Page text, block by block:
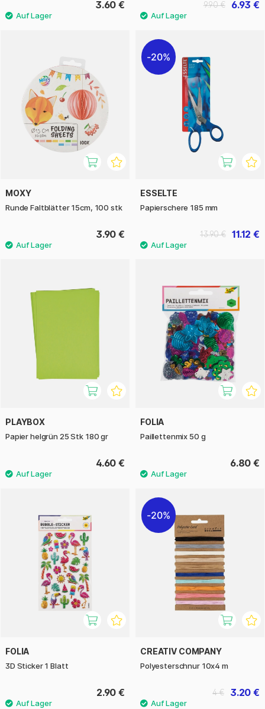
3.60 € 6.93 €
9.90 €
MOXY
Runde Faltblätter 15cm, 100 stk
3.90 €
20%
ESSELTE
Papierschere 185 mm
11.12 €
13.90 €
PLAYBOX
Papier helgrün 25 Stk 180 gr
4.60 €
FOLIA
Paillettenmix 50 g
6.80 €
FOLIA
3D Sticker 1 Blatt
2.90 €
20%
CREATIV COMPANY
Polyesterschnur 10x4 m
3.20 €
4 €